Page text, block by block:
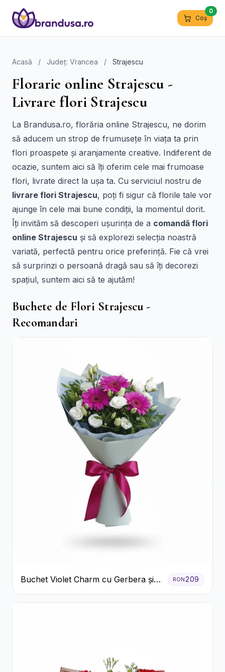
Coș
0
Acasă / Județ: Vrancea / Strajescu
Florarie online Strajescu -
Livrare flori Strajescu
La Brandusa.ro, florăria online Strajescu, ne dorim
să aducem un strop de frumusețe în viața ta prin
flori proaspete și aranjamente creative. Indiferent de
ocazie, suntem aici să îți oferim cele mai frumoase
flori, livrate direct la ușa ta. Cu serviciul nostru de
livrare flori Strajescu, poți fi sigur că florile tale vor
ajunge în cele mai bune condiții, la momentul dorit.
Îți invităm să descoperi ușurința de a comandă flori
online Strajescu și să explorezi selecția noastră
variată, perfectă pentru orice preferință. Fie că vrei
să surprinzi o persoană dragă sau să îți decorezi
spațiul, suntem aici să te ajutăm!
Buchete de Flori Strajescu -
Recomandari
Buchet Violet Charm cu Gerbera și
Lisianthus Alb
RON209